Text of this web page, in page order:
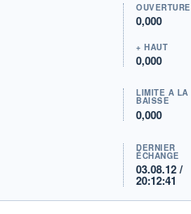
OUVERTURE
0,000
+ HAUT
0,000
LIMITE À LA
BAISSE
0,000
DERNIER
ÉCHANGE
03.08.12 /
20:12:41